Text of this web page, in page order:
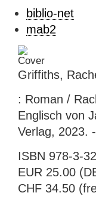
biblio-net
mab2
Griffiths,
: Roman /
Englisch von
Verlag, 2023.
ISBN 978-3-
EUR 25.00
CHF 34.50